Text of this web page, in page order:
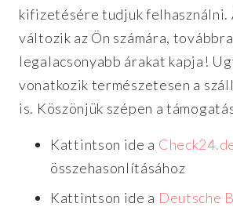
kifizetésére tudjuk felhasználni.
változik az Ön számára,
legalacsonyabb árakat kapja!
vonatkozik természetesen a
is. Köszönjük szépen a
Kattintson ide a
összehasonlításához
Kattintson ide a Deutsche